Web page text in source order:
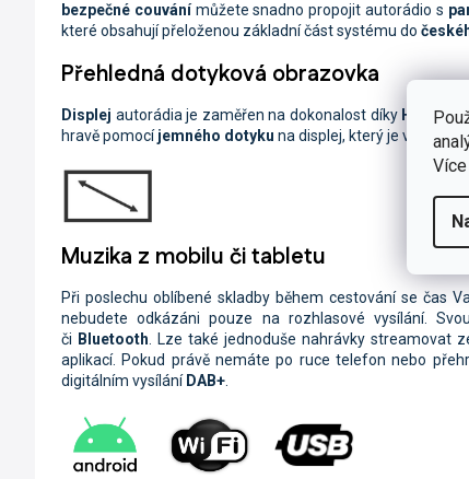
bezpečné couvánímůžete snadno propojit autorádio s
které obsahují přeloženou základní část systému do
Přehledná dotyková obrazovka
Displej autorádia je zaměřen na dokonalost díky HD
hravě pomocíjemného dotyku na displej, který je velmi
Muzika z mobilu či tabletu
Při poslechu oblíbené skladby během cestování se čas
nebudete odkázáni pouze na rozhlasové vysílání.
či Bluetooth . Lze také jednoduše nahrávky
aplikací. Pokud právě nemáte po ruce telefon nebo
digitálním vysílání DAB+